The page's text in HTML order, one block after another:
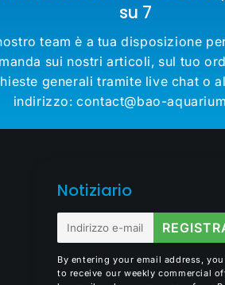
su 7
team è a tua disposizione
sui nostri articoli, sul tuo
generali tramite live chat o
indirizzo: contact@bao-
Notiziario
E-
mail
By entering your email address, you
to receive our weekly commercial